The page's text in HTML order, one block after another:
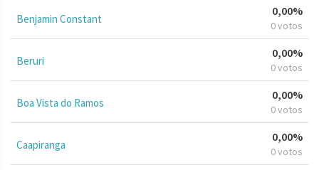
Benjamin Constant
0,00%
0 votos
Beruri
0,00%
0 votos
Boa Vista do Ramos
0,00%
0 votos
Caapiranga
0,00%
0 votos